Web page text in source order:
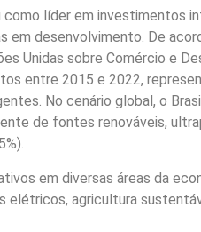
líder em investimentos
em desenvolvimento. De
Unidas sobre Comércio e
entre 2015 e 2022,
No cenário global, o
de fontes renováveis,
em diversas áreas da
elétricos, agricultura